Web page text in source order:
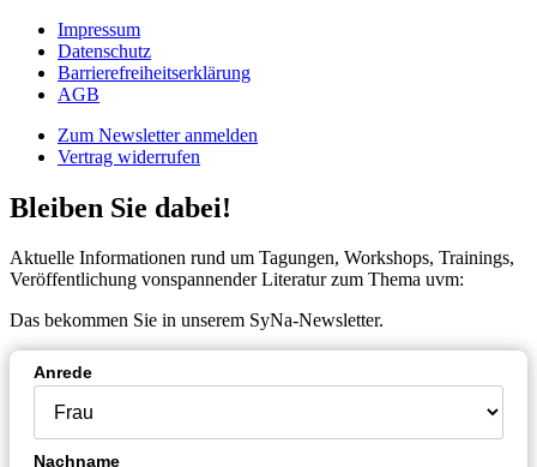
Impressum
Datenschutz
Barrierefreiheitserklärung
AGB
Zum Newsletter anmelden
Vertrag widerrufen
Bleiben Sie dabei!
Aktuelle Informationen rund um Tagungen, Workshops, Trainings,
Veröffentlichung vonspannender Literatur zum Thema uvm:
Das bekommen Sie in unserem SyNa-Newsletter.
Anrede
Nachname